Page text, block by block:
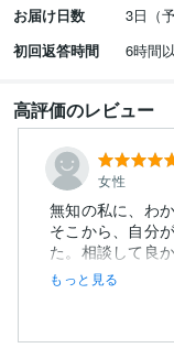
お届け日数
3日（
初回返答時間
6時間
高評価のレビュー
女性
無知の私に、わ
そこから、自分
た。相談して良
もっと見る